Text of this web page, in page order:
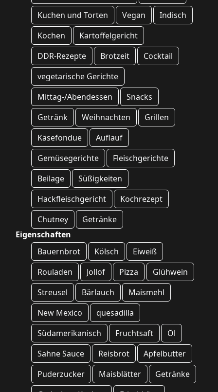
Kuchen und Torten
Vegan
Indisch
Kochen
Kartoffelgericht
DDR-Rezepte
Brotzeit
Cocktail
vegetarische Gerichte
Mittag-/Abendessen
Snacks
Getränk
Weihnachten
Grillen
Käsefondue
Auflauf
Gemüsegerichte
Fleischgerichte
Beilage
Süßigkeiten
Hackfleischgericht
Kochrezept
Chutney
Getränke
Eigenschaften
Bauernbrot
Kölsch
Eiweiß
Rouladen
Jollof Pizza
Glühwein
Streusel
Bärlauch
Maismehl
New Mexico
quesadilla
Südamerikanisch
Fruchtsaft
Öl
Sahne Sauce
Reisbrot
Apfelbutter
Puderzucker
Maisblätter
Getränke